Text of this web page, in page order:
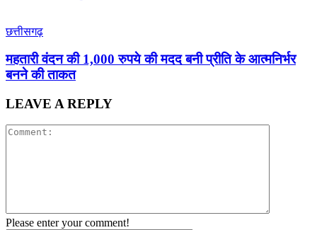
छत्तीसगढ़
महतारी वंदन की 1,000 रुपये की मदद बनी प्रीति के आत्मनिर्भर
बनने की ताकत
LEAVE A REPLY
Please enter your comment!